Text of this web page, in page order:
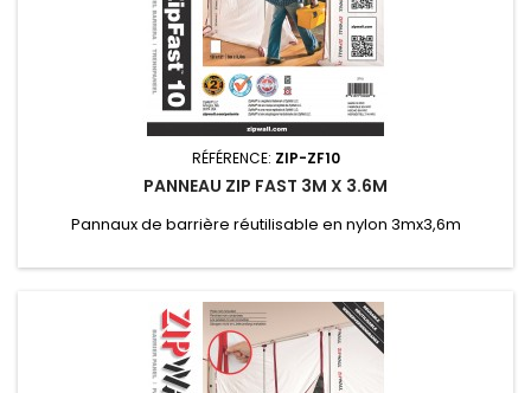
RÉFÉRENCE: ZIP-ZF10
PANNEAU ZIP FAST 3M X 3.6M
Pannaux de barrière réutilisable en nylon 3mx3,6m